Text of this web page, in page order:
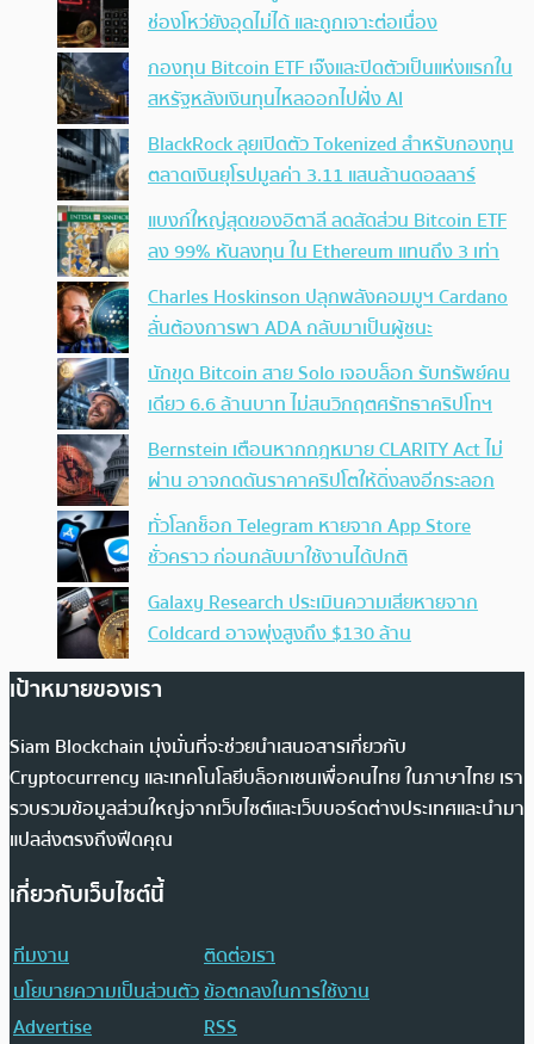
ช่องโหว่ยังอุดไม่ได้ และถูกเจาะต่อเนื่อง
กองทุน Bitcoin ETF เจ๊งและปิดตัวเป็นแห่งแรกใน
สหรัฐหลังเงินทุนไหลออกไปฝั่ง AI
BlackRock ลุยเปิดตัว Tokenized สำหรับกองทุน
ตลาดเงินยุโรปมูลค่า 3.11 แสนล้านดอลลาร์
แบงก์ใหญ่สุดของอิตาลี ลดสัดส่วน Bitcoin ETF
ลง 99% หันลงทุน ใน Ethereum แทนถึง 3 เท่า
Charles Hoskinson ปลุกพลังคอมมูฯ Cardano
ลั่นต้องการพา ADA กลับมาเป็นผู้ชนะ
นักขุด Bitcoin สาย Solo เจอบล็อก รับทรัพย์คน
เดียว 6.6 ล้านบาท ไม่สนวิกฤตศรัทธาคริปโทฯ
Bernstein เตือนหากกฎหมาย CLARITY Act ไม่
ผ่าน อาจกดดันราคาคริปโตให้ดิ่งลงอีกระลอก
ทั่วโลกช็อก Telegram หายจาก App Store
ชั่วคราว ก่อนกลับมาใช้งานได้ปกติ
Galaxy Research ประเมินความเสียหายจาก
Coldcard อาจพุ่งสูงถึง $130 ล้าน
เป้าหมายของเรา
Siam Blockchain มุ่งมั่นที่จะช่วยนำเสนอสารเกี่ยวกับ
Cryptocurrency และเทคโนโลยีบล็อกเชนเพื่อคนไทย ในภาษาไทย เรา
รวบรวมข้อมูลส่วนใหญ่จากเว็บไซต์และเว็บบอร์ดต่างประเทศและนำมา
แปลส่งตรงถึงฟีดคุณ
เกี่ยวกับเว็บไซต์นี้
ทีมงาน
ติดต่อเรา
นโยบายความเป็นส่วนตัวข้อตกลงในการใช้งาน
Advertise
RSS